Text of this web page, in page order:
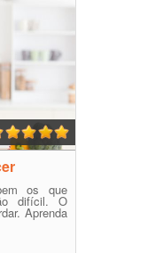
os que
difícil. O
Aprenda